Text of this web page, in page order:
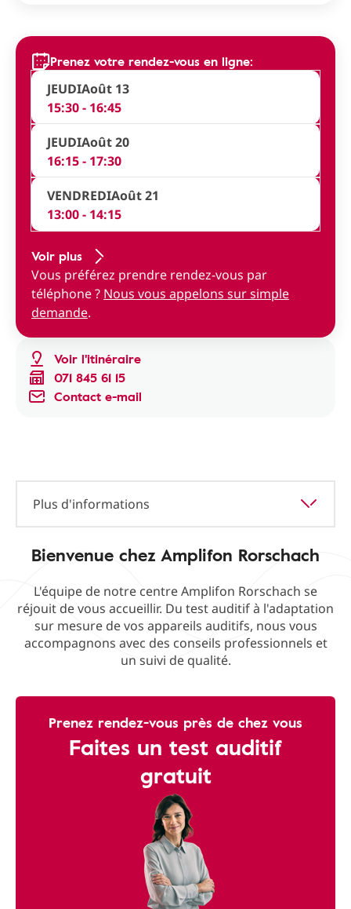
Voir l'itinéraire
071 845 61 15
Contact e-mail
Prenez votre rendez-vous en ligne:
JEUDIAoût 13
15:30 - 16:45
JEUDIAoût 20
16:15 - 17:30
VENDREDIAoût 21
13:00 - 14:15
Voir plus
Vous préférez prendre rendez-vous par
téléphone ? Nous vous appelons sur simple
demande.
Plus d'informations
Bienvenue chez Amplifon Rorschach
L'équipe de notre centre Amplifon Rorschach se
réjouit de vous accueillir. Du test auditif à l'adaptation
sur mesure de vos appareils auditifs, nous vous
accompagnons avec des conseils professionnels et
un suivi de qualité.
Prenez rendez-vous près de chez vous
Faites un test auditif
gratuit